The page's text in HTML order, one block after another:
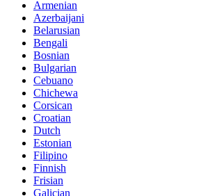
Armenian
Azerbaijani
Belarusian
Bengali
Bosnian
Bulgarian
Cebuano
Chichewa
Corsican
Croatian
Dutch
Estonian
Filipino
Finnish
Frisian
Galician